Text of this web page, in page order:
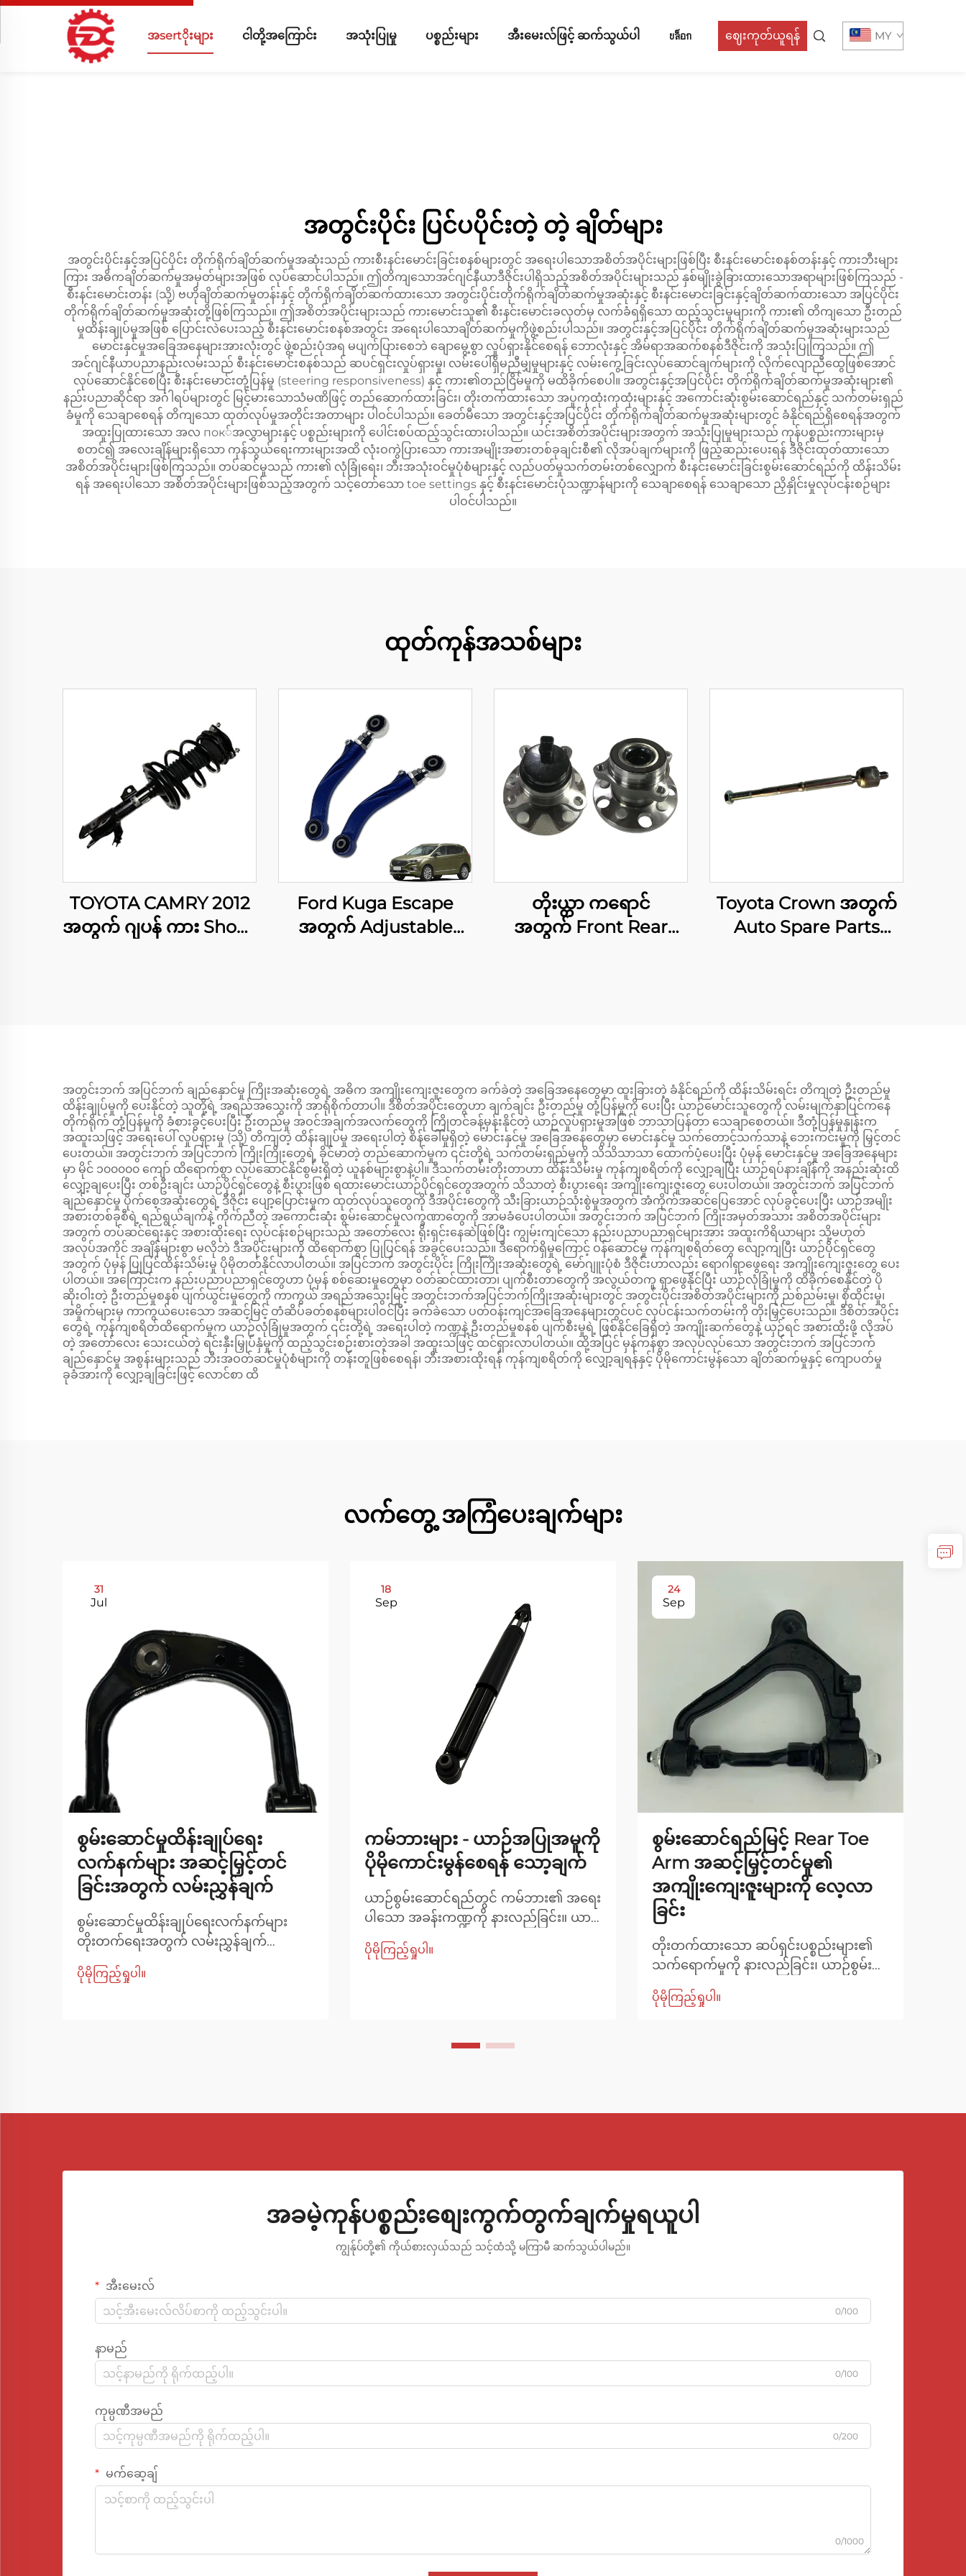
အsertိုးများ ငါတို့အကြောင်း အသုံးပြုမှု ပစ္စည်းများ အီးမေးလ်ဖြင့် ဆက်သွယ်ပါ บล็อก ဈေးကုတ်ယူရန် MY
အတွင်းပိုင်း ပြင်ပပိုင်းတဲ့ တဲ့ ချိတ်များ
အတွင်းပိုင်းနှင့်အပြင်ပိုင်း တိုက်ရိုက်ချိတ်ဆက်မှုအဆုံးသည် ကားစီးနင်းမောင်းခြင်းစနစ်များတွင် အရေးပါသောအစိတ်အပိုင်းများဖြစ်ပြီး စီးနင်းမောင်းစနစ်တန်းနှင့် ကားဘီးများ
ကြား အဓိကချိတ်ဆက်မှုအမှတ်များအဖြစ် လုပ်ဆောင်ပါသည်။ ဤတိကျသောအင်ဂျင်နီယာဒီဇိုင်းပါရှိသည့်အစိတ်အပိုင်းများသည် နှစ်မျိုးခွဲခြားထားသောအရာများဖြစ်ကြသည် -
စီးနင်းမောင်းတန်း (သို့) ဗဟိုချိတ်ဆက်မှုတန်းနှင့် တိုက်ရိုက်ချိတ်ဆက်ထားသော အတွင်းပိုင်းတိုက်ရိုက်ချိတ်ဆက်မှုအဆုံးနှင့် စီးနင်းမောင်းခြင်းနှင့်ချိတ်ဆက်ထားသော အပြင်ပိုင်း
တိုက်ရိုက်ချိတ်ဆက်မှုအဆုံးတို့ဖြစ်ကြသည်။ ဤအစိတ်အပိုင်းများသည် ကားမောင်းသူ၏ စီးနင်းမောင်းခလုတ်မှ လက်ခံရရှိသော ထည့်သွင်းမှုများကို ကား၏ တိကျသော ဦးတည်
မှုထိန်းချုပ်မှုအဖြစ် ပြောင်းလဲပေးသည့် စီးနင်းမောင်းစနစ်အတွင်း အရေးပါသောချိတ်ဆက်မှုကိုဖွဲ့စည်းပါသည်။ အတွင်းနှင့်အပြင်ပိုင်း တိုက်ရိုက်ချိတ်ဆက်မှုအဆုံးများသည်
မောင်းနှင်မှုအခြေအနေများအားလုံးတွင် ဖွဲ့စည်းပုံအရ မပျက်ပြားစေဘဲ ချောမွေ့စွာ လှုပ်ရှားနိုင်စေရန် ဘောလုံးနှင့် အိမ်ရာအဆက်စနစ်ဒီဇိုင်းကို အသုံးပြုကြသည်။ ဤ
အင်ဂျင်နီယာပညာနည်းလမ်းသည် စီးနင်းမောင်းစနစ်သည် ဆပင်ရှင်းလှုပ်ရှားမှု၊ လမ်းပေါ်ရှိမညီမျှမှုများနှင့် လမ်းကွေ့ခြင်းလုပ်ဆောင်ချက်များကို လိုက်လျောညီထွေဖြစ်အောင်
လုပ်ဆောင်နိုင်စေပြီး စီးနင်းမောင်းတုံ့ပြန်မှု (steering responsiveness) နှင့် ကား၏တည်ငြိမ်မှုကို မထိခိုက်စေပါ။ အတွင်းနှင့်အပြင်ပိုင်း တိုက်ရိုက်ချိတ်ဆက်မှုအဆုံးများ၏
နည်းပညာဆိုင်ရာ အင်္ဂါရပ်များတွင် မြင့်မားသောသံမဏိဖြင့် တည်ဆောက်ထားခြင်း၊ တိုးတက်ထားသော အပူကုထုံးကုထုံးများနှင့် အကောင်းဆုံးစွမ်းဆောင်ရည်နှင့် သက်တမ်းရှည်
ခံမှုကို သေချာစေရန် တိကျသော ထုတ်လုပ်မှုအတိုင်းအတာများ ပါဝင်ပါသည်။ ခေတ်မီသော အတွင်းနှင့်အပြင်ပိုင်း တိုက်ရိုက်ချိတ်ဆက်မှုအဆုံးများတွင် ခံနိုင်ရည်ရှိစေရန်အတွက်
အထူးပြုထားသော အလ пок်အလွှာများနှင့် ပစ္စည်းများကို ပေါင်းစပ်ထည့်သွင်းထားပါသည်။ ယင်းအစိတ်အပိုင်းများအတွက် အသုံးပြုမှုများသည် ကုန်ပစ္စည်းကားများမှ
စတင်၍ အလေးချိန်များရှိသော ကုန်သွယ်ရေးကားများအထိ လုံးဝကွဲပြားသော ကားအမျိုးအစားတစ်ခုချင်းစီ၏ လိုအပ်ချက်များကို ဖြည့်ဆည်းပေးရန် ဒီဇိုင်းထုတ်ထားသော
အစိတ်အပိုင်းများဖြစ်ကြသည်။ တပ်ဆင်မှုသည် ကား၏ လုံခြုံရေး၊ ဘီးအသုံးဝင်မှုပုံစံများနှင့် လည်ပတ်မှုသက်တမ်းတစ်လျှောက် စီးနင်းမောင်းခြင်းစွမ်းဆောင်ရည်ကို ထိန်းသိမ်း
ရန် အရေးပါသော အစိတ်အပိုင်းများဖြစ်သည့်အတွက် သင့်တော်သော toe settings နှင့် စီးနင်းမောင်းပုံသဏ္ဍာန်များကို သေချာစေရန် သေချာသော ညှိနှိုင်းမှုလုပ်ငန်းစဉ်များ
ပါဝင်ပါသည်။
ထုတ်ကုန်အသစ်များ
TOYOTA CAMRY 2012
အတွက် ဂျပန် ကား Shock
Ford Kuga Escape
အတွက် Adjustable
တိုးယ္တာ ကရောင်
အတွက် Front Rear
Toyota Crown အတွက်
Auto Spare Parts
အတွင်းဘက် အပြင်ဘက် ချည်နှောင်မှု ကြိုးအဆုံးတွေရဲ့ အဓိက အကျိုးကျေးဇူးတွေက ခက်ခဲတဲ့ အခြေအနေတွေမှာ ထူးခြားတဲ့ ခံနိုင်ရည်ကို ထိန်းသိမ်းရင်း တိကျတဲ့ ဦးတည်မှု
ထိန်းချုပ်မှုကို ပေးနိုင်တဲ့ သူတို့ရဲ့ အရည်အသွေးကို အာရုံစိုက်တာပါ။ ဒီစိတ်အပိုင်းတွေဟာ ချက်ချင်း ဦးတည်မှု တုံ့ပြန်မှုကို ပေးပြီး ယာဉ်မောင်းသူတွေကို လမ်းမျက်နှာပြင်ကနေ
တိုက်ရိုက် တုံ့ပြန်မှုကို ခံစားခွင့်ပေးပြီး ဦးတည်မှု အဝင်အချက်အလက်တွေကို ကြိုတင်ခန့်မှန်းနိုင်တဲ့ ယာဉ်လှုပ်ရှားမှုအဖြစ် ဘာသာပြန်တာ သေချာစေတယ်။ ဒီတုံ့ပြန်မှုနှုန်းက
အထူးသဖြင့် အရေးပေါ် လှုပ်ရှားမှု (သို့) တိကျတဲ့ ထိန်းချုပ်မှု အရေးပါတဲ့ စိန်ခေါ်မှုရှိတဲ့ မောင်းနှင်မှု အခြေအနေတွေမှာ မောင်းနှင်မှု သက်တောင့်သက်သာနဲ့ ဘေးကင်းမှုကို မြှင့်တင်
ပေးတယ်။ အတွင်းဘက် အပြင်ဘက် ကြိုးကြိုးတွေရဲ့ ခိုင်မာတဲ့ တည်ဆောက်မှုက ၎င်းတို့ရဲ့ သက်တမ်းရှည်မှုကို သိသိသာသာ ထောက်ပံ့ပေးပြီး ပုံမှန် မောင်းနှင်မှု အခြေအနေများ
မှာ မိုင် ၁၀၀၀၀၀ ကျော် ထိရောက်စွာ လုပ်ဆောင်နိုင်စွမ်းရှိတဲ့ ယူနစ်များစွာနဲ့ပါ။ ဒီသက်တမ်းတိုးတာဟာ ထိန်းသိမ်းမှု ကုန်ကျစရိတ်ကို လျှော့ချပြီး ယာဉ်ရပ်နားချိန်ကို အနည်းဆုံးထိ
လျှော့ချပေးပြီး တစ်ဦးချင်း ယာဉ်ပိုင်ရှင်တွေနဲ့ စီးပွားဖြစ် ရထားမောင်းယာဉ်ပိုင်ရှင်တွေအတွက် သိသာတဲ့ စီးပွားရေး အကျိုးကျေးဇူးတွေ ပေးပါတယ်။ အတွင်းဘက် အပြင်ဘက်
ချည်နှောင်မှု ပိုက်စေ့အဆုံးတွေရဲ့ ဒီဇိုင်း ပျော့ပြောင်းမှုက ထုတ်လုပ်သူတွေကို ဒီအပိုင်းတွေကို သီးခြားယာဉ်သုံးစွဲမှုအတွက် အံကိုက်အဆင်ပြေအောင် လုပ်ခွင့်ပေးပြီး ယာဉ်အမျိုး
အစားတစ်ခုစီရဲ့ ရည်ရွယ်ချက်နဲ့ ကိုက်ညီတဲ့ အကောင်းဆုံး စွမ်းဆောင်မှုလက္ခဏာတွေကို အာမခံပေးပါတယ်။ အတွင်းဘက် အပြင်ဘက် ကြိုးအမှတ်အသား အစိတ်အပိုင်းများ
အတွက် တပ်ဆင်ရေးနှင့် အစားထိုးရေး လုပ်ငန်းစဉ်များသည် အတော်လေး ရိုးရှင်းနေဆဲဖြစ်ပြီး ကျွမ်းကျင်သော နည်းပညာပညာရှင်များအား အထူးကိရိယာများ သို့မဟုတ်
အလုပ်အကိုင် အချိန်များစွာ မလိုဘဲ ဒီအပိုင်းများကို ထိရောက်စွာ ပြုပြင်ရန် အခွင့်ပေးသည်။ ဒီရောက်ရှိမှုကြောင့် ဝန်ဆောင်မှု ကုန်ကျစရိတ်တွေ လျော့ကျပြီး ယာဉ်ပိုင်ရှင်တွေ
အတွက် ပုံမှန် ပြုပြင်ထိန်းသိမ်းမှု ပိုမိုတတ်နိုင်လာပါတယ်။ အပြင်ဘက် အတွင်းပိုင်း ကြိုးကြိုးအဆုံးတွေရဲ့ မော်ဂျူးပုံစံ ဒီဇိုင်းဟာလည်း ရောဂါရှာဖွေရေး အကျိုးကျေးဇူးတွေ ပေး
ပါတယ်။ အကြောင်းက နည်းပညာပညာရှင်တွေဟာ ပုံမှန် စစ်ဆေးမှုတွေမှာ ဝတ်ဆင်ထားတာ၊ ပျက်စီးတာတွေကို အလွယ်တကူ ရှာဖွေနိုင်ပြီး ယာဉ်လုံခြုံမှုကို ထိခိုက်စေနိုင်တဲ့ ပို
ဆိုးဝါးတဲ့ ဦးတည်မှုစနစ် ပျက်ယွင်းမှုတွေကို ကာကွယ် အရည်အသွေးမြင့် အတွင်းဘက်အပြင်ဘက်ကြိုးအဆုံးများတွင် အတွင်းပိုင်းအစိတ်အပိုင်းများကို ညစ်ညမ်းမှု၊ စိုထိုင်းမှု၊
အမှိုက်များမှ ကာကွယ်ပေးသော အဆင့်မြင့် တံဆိပ်ခတ်စနစ်များပါဝင်ပြီး ခက်ခဲသော ပတ်ဝန်းကျင်အခြေအနေများတွင်ပင် လုပ်ငန်းသက်တမ်းကို တိုးမြှင့်ပေးသည်။ ဒီစိတ်အပိုင်း
တွေရဲ့ ကုန်ကျစရိတ်ထိရောက်မှုက ယာဉ်လုံခြုံမှုအတွက် ၎င်းတို့ရဲ့ အရေးပါတဲ့ ကဏ္ဍနဲ့ ဦးတည်မှုစနစ် ပျက်စီးမှုရဲ့ ဖြစ်နိုင်ခြေရှိတဲ့ အကျိုးဆက်တွေနဲ့ ယှဉ်ရင် အစားထိုးဖို့ လိုအပ်
တဲ့ အတော်လေး သေးငယ်တဲ့ ရင်းနှီးမြှုပ်နှံမှုကို ထည့်သွင်းစဉ်းစားတဲ့အခါ အထူးသဖြင့် ထင်ရှားလာပါတယ်။ ထို့အပြင် မှန်ကန်စွာ အလုပ်လုပ်သော အတွင်းဘက် အပြင်ဘက်
ချည်နှောင်မှု အစွန်းများသည် ဘီးအဝတ်ဆင်မှုပုံစံများကို တန်းတူဖြစ်စေရန်၊ ဘီးအစားထိုးရန် ကုန်ကျစရိတ်ကို လျှော့ချရန်နှင့် ပိုမိုကောင်းမွန်သော ချိတ်ဆက်မှုနှင့် ကျောပတ်မှု
ခုခံအားကို လျှော့ချခြင်းဖြင့် လောင်စာ ထိ
လက်တွေ့ အကြံပေးချက်များ
31
Jul
စွမ်းဆောင်မှုထိန်းချုပ်ရေး
လက်နက်များ အဆင့်မြှင့်တင်
ခြင်းအတွက် လမ်းညွှန်ချက်
စွမ်းဆောင်မှုထိန်းချုပ်ရေးလက်နက်များ
တိုးတက်ရေးအတွက် လမ်းညွှန်ချက်
ချိတ်ဆက်မှုစနစ်၏ အရေးပါသော
ပိုမိုကြည့်ရှုပါ။
18
Sep
ကမ်ဘားများ - ယာဉ်အပြုအမူကို
ပိုမိုကောင်းမွန်စေရန် သော့ချက်
ယာဉ်စွမ်းဆောင်ရည်တွင် ကမ်ဘား၏ အရေး
ပါသော အခန်းကဏ္ဍကို နားလည်ခြင်း။ ယာဉ်
တိကျစွာ ထိန်းချုပ်မှုရယူခြင်းဖြင့် စံပြအဆင့်
ပိုမိုကြည့်ရှုပါ။
24
Sep
စွမ်းဆောင်ရည်မြင့် Rear Toe
Arm အဆင့်မြှင့်တင်မှု၏
အကျိုးကျေးဇူးများကို လေ့လာ
ခြင်း
တိုးတက်ထားသော ဆပ်ရှင်းပစ္စည်းများ၏
သက်ရောက်မှုကို နားလည်ခြင်း၊ ယာဉ်စွမ်း
အကောင်းဆုံး ထိန်းချုပ်မှုနှင့် တည်ငြိမ်မှုကို
ပိုမိုကြည့်ရှုပါ။
အခမဲ့ကုန်ပစ္စည်းစျေးကွက်တွက်ချက်မှုရယူပါ
ကျွန်ုပ်တို့၏ ကိုယ်စားလှယ်သည် သင့်ထံသို့ မကြာမီ ဆက်သွယ်ပါမည်။
အီးမေးလ်
0/100
နာမည်
0/100
ကုမ္ပဏီအမည်
0/200
မက်ဆေ့ချ်
0/1000